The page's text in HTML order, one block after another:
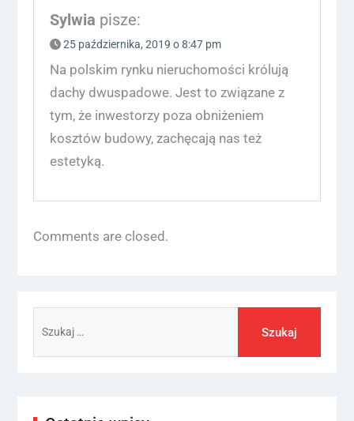
Sylwia pisze:
25 października, 2019 o 8:47 pm
Na polskim rynku nieruchomości królują
dachy dwuspadowe. Jest to związane z
tym, że inwestorzy poza obniżeniem
kosztów budowy, zachęcają nas też
estetyką.
Comments are closed.